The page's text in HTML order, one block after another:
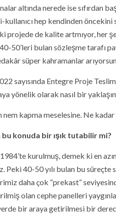
altında nerede ise sıfırdan
kullanıcı hep kendinden
projede de kalite artmıyor, her
50’leri bulan sözleşme tarafı
süper kahramanlar
sayısında Entegre Proje
yönelik olarak nasıl bir
kapma meselesine. Ne
konuda bir ışık tutabilir mi?
kurulmuş, demek ki en
Peki 40-50 yılı bulan bu
daha çok “prekast”
olan cephe panelleri
bir araya getirilmesi bir